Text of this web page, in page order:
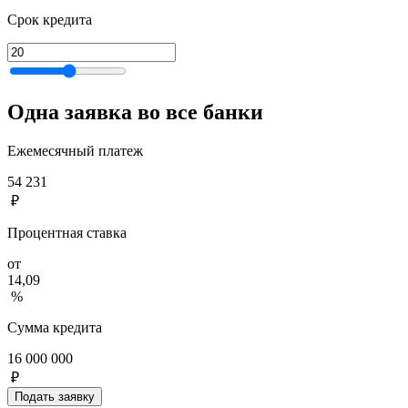
Срок кредита
Одна заявка во все банки
Ежемесячный платеж
54 231
₽
Процентная ставка
от
14,09
%
Сумма кредита
16 000 000
₽
Подать заявку